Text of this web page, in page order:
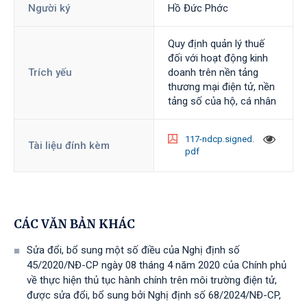
Người ký Hồ Đức Phớc
Trích yếu
Quy định quản lý thuế
đối với hoạt động kinh
doanh trên nền tảng
thương mại điện tử, nền
tảng số của hộ, cá nhân
Tài liệu đính kèm
117-ndcp.signed.
pdf
CÁC VĂN BẢN KHÁC
Sửa đổi, bổ sung một số điều của Nghị định số
45/2020/NĐ-CP ngày 08 tháng 4 năm 2020 của Chính phủ
về thực hiện thủ tục hành chính trên môi trường điện tử,
được sửa đổi, bổ sung bởi Nghị định số 68/2024/NĐ-CP,